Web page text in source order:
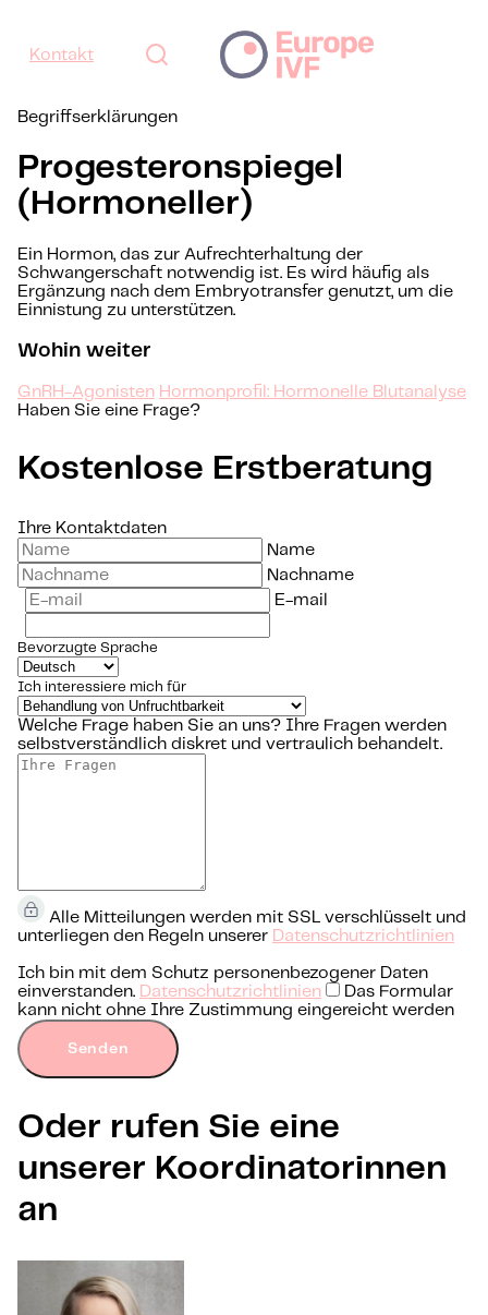
Kontakt
Begriffserklärungen
Progesteronspiegel
(Hormoneller)
Ein Hormon, das zur Aufrechterhaltung der
Schwangerschaft notwendig ist. Es wird häufig als
Ergänzung nach dem Embryotransfer genutzt, um die
Einnistung zu unterstützen.
Wohin weiter
GnRH-Agonisten Hormonprofil: Hormonelle Blutanalyse
Haben Sie eine Frage?
Kostenlose Erstberatung
Ihre Kontaktdaten
Name
Nachname
E-mail
Bevorzugte Sprache
Ich interessiere mich für
Welche Frage haben Sie an uns?
Ihre Fragen werden
selbstverständlich diskret und vertraulich behandelt.
Alle Mitteilungen werden mit SSL verschlüsselt und
unterliegen den Regeln unserer
Datenschutzrichtlinien
Ich bin mit dem Schutz personenbezogener Daten
einverstanden.
Datenschutzrichtlinien
Das Formular
kann nicht ohne Ihre Zustimmung eingereicht werden
Senden
Oder rufen Sie eine
unserer Koordinatorinnen
an